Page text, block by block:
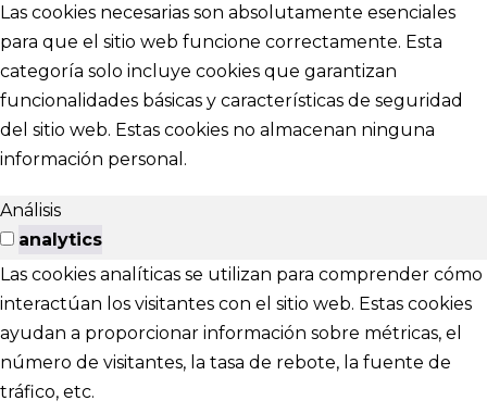
Las cookies necesarias son absolutamente esenciales
para que el sitio web funcione correctamente. Esta
categoría solo incluye cookies que garantizan
funcionalidades básicas y características de seguridad
del sitio web. Estas cookies no almacenan ninguna
información personal.
Análisis
analytics
Las cookies analíticas se utilizan para comprender cómo
interactúan los visitantes con el sitio web. Estas cookies
ayudan a proporcionar información sobre métricas, el
número de visitantes, la tasa de rebote, la fuente de
tráfico, etc.